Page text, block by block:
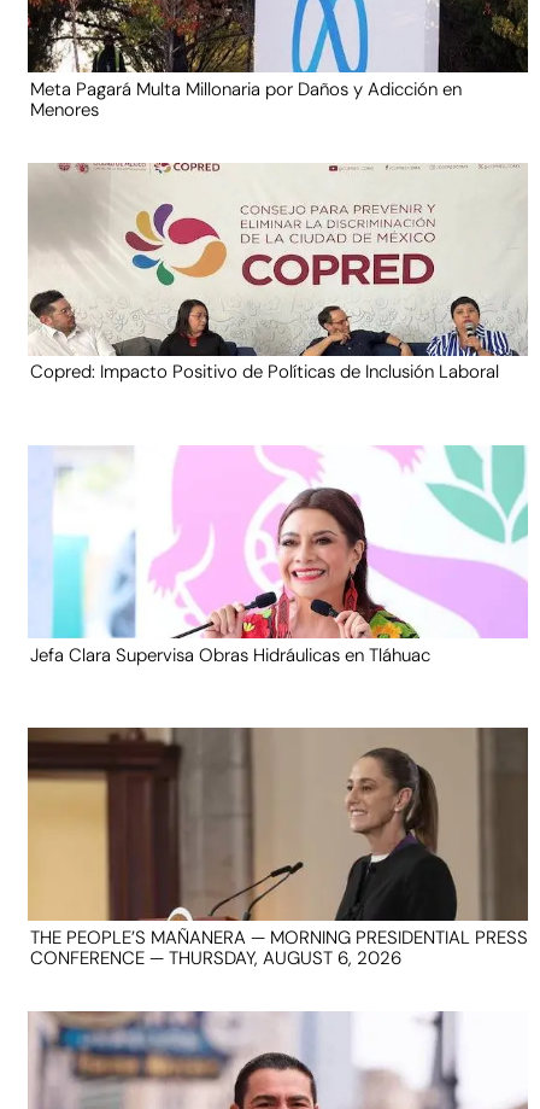
Meta Pagará Multa Millonaria por Daños y Adicción en
Menores
Copred: Impacto Positivo de Políticas de Inclusión Laboral
Jefa Clara Supervisa Obras Hidráulicas en Tláhuac
THE PEOPLE’S MAÑANERA — MORNING PRESIDENTIAL PRESS
CONFERENCE — THURSDAY, AUGUST 6, 2026